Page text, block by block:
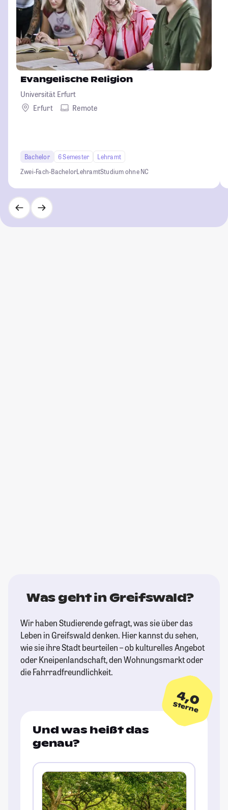
Evangelische Religion
Universität Erfurt
Erfurt
Remote
Bachelor 6 Semester
Lehramt
Zwei-Fach-BachelorLehramtStudium ohne NC
Was geht in Greifswald?
Wir haben Studierende gefragt, was sie über das
Leben in Greifswald denken. Hier kannst du sehen,
wie sie ihre Stadt beurteilen – ob kulturelles Angebot
oder Kneipenlandschaft, den Wohnungsmarkt oder
die Fahrradfreundlichkeit.
4,0
Sterne
Und was heißt das
genau?